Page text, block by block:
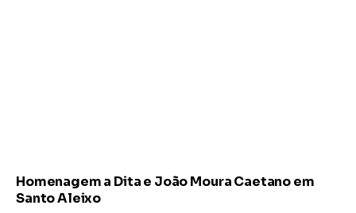
Homenagem a Dita e João Moura Caetano em
Santo Aleixo